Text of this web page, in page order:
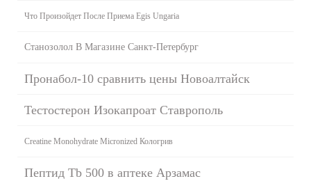
Что Произойдет После Приема Egis Ungaria
Станозолол В Магазине Санкт-Петербург
Пронабол-10 сравнить цены Новоалтайск
Тестостерон Изокапроат Ставрополь
Creatine Monohydrate Micronized Кологрив
Пептид Tb 500 в аптеке Арзамас